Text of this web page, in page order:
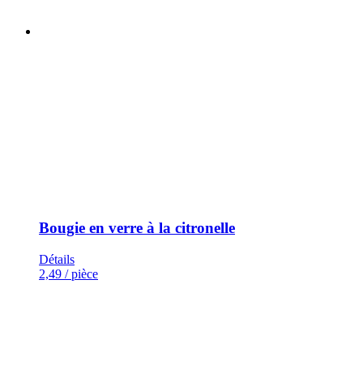
Bougie en verre à la citronelle
Détails
2,49 / pièce